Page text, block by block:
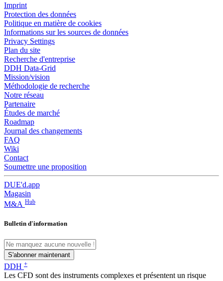
Imprint
Protection des données
Politique en matière de cookies
Informations sur les sources de données
Privacy Settings
Plan du site
Recherche d'entreprise
DDH Data-Grid
Mission/vision
Méthodologie de recherche
Notre réseau
Partenaire
Études de marché
Roadmap
Journal des changements
FAQ
Wiki
Contact
Soumettre une proposition
DUE'd.app
Magasin
M&A Hub
Bulletin d'information
S'abonner maintenant
DDH +
Les CFD sont des instruments complexes et présentent un risque